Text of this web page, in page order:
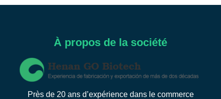
À propos de la société
Près de 20 ans d’expérience dans le commerce